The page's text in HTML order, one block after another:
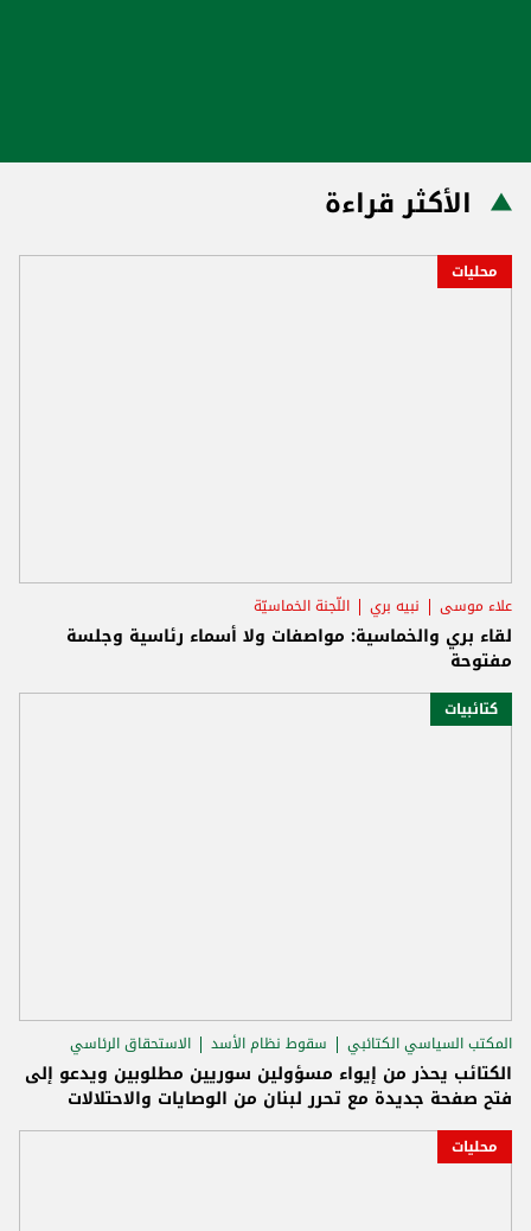
الأكثر قراءة
محليات
علاء موسى نبيه بري اللّجنة الخماسيّة
لقاء بري والخماسية: مواصفات ولا أسماء رئاسية وجلسة
مفتوحة
كتائبيات
المكتب السياسي الكتائبي سقوط نظام الأسد الاستحقاق الرئاسي
الكتائب يحذر من إيواء مسؤولين سوريين مطلوبين ويدعو إلى
فتح صفحة جديدة مع تحرر لبنان من الوصايات والاحتلالات
محليات